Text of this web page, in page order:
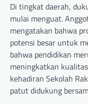
Di tingkat daerah,
mulai menguat.
mengatakan bahwa
potensi besar untuk
bahwa pendidikan
meningkatkan
kehadiran Sekolah
patut didukung